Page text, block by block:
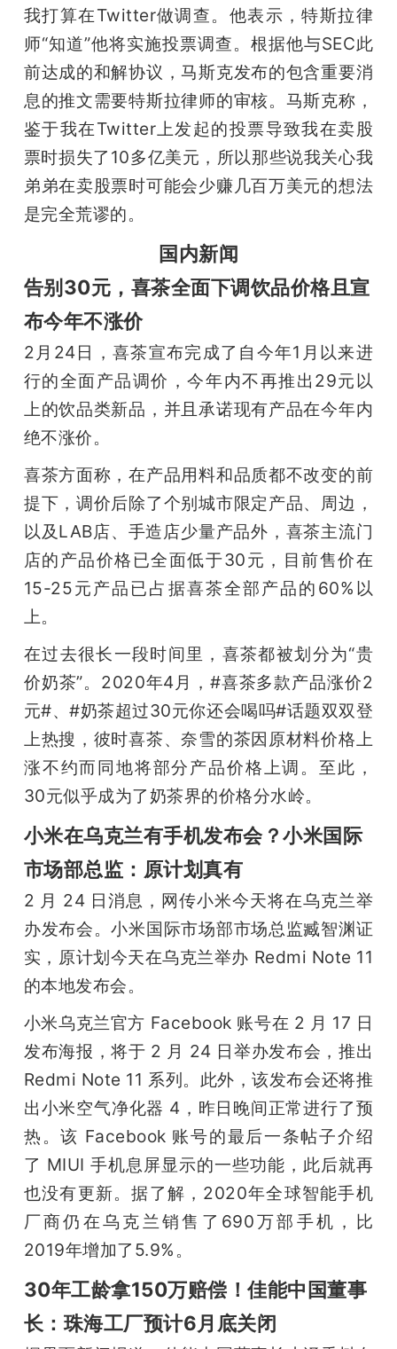
我打算在Twitter做调查。他表示，特斯拉律
师“知道”他将实施投票调查。根据他与SEC此
前达成的和解协议，马斯克发布的包含重要消
息的推文需要特斯拉律师的审核。马斯克称，
鉴于我在Twitter上发起的投票导致我在卖股
票时损失了10多亿美元，所以那些说我关心我
弟弟在卖股票时可能会少赚几百万美元的想法
是完全荒谬的。
国内新闻
告别30元，喜茶全面下调饮品价格且宣
布今年不涨价
2月24日，喜茶宣布完成了自今年1月以来进
行的全面产品调价，今年内不再推出29元以
上的饮品类新品，并且承诺现有产品在今年内
绝不涨价。
喜茶方面称，在产品用料和品质都不改变的前
提下，调价后除了个别城市限定产品、周边，
以及LAB店、手造店少量产品外，喜茶主流门
店的产品价格已全面低于30元，目前售价在
15-25元产品已占据喜茶全部产品的60%以
上。
在过去很长一段时间里，喜茶都被划分为“贵
价奶茶”。2020年4月，#喜茶多款产品涨价2
元#、#奶茶超过30元你还会喝吗#话题双双登
上热搜，彼时喜茶、奈雪的茶因原材料价格上
涨不约而同地将部分产品价格上调。至此，
30元似乎成为了奶茶界的价格分水岭。
小米在乌克兰有手机发布会？小米国际
市场部总监：原计划真有
2 月 24 日消息，网传小米今天将在乌克兰举
办发布会。小米国际市场部市场总监臧智渊证
实，原计划今天在乌克兰举办 Redmi Note 11
的本地发布会。
小米乌克兰官方 Facebook 账号在 2 月 17 日
发布海报，将于 2 月 24 日举办发布会，推出
Redmi Note 11 系列。此外，该发布会还将推
出小米空气净化器 4，昨日晚间正常进行了预
热。该 Facebook 账号的最后一条帖子介绍
了 MIUI 手机息屏显示的一些功能，此后就再
也没有更新。据了解，2020年全球智能手机
厂商仍在乌克兰销售了690万部手机，比
2019年增加了5.9%。
30年工龄拿150万赔偿！佳能中国董事
长：珠海工厂预计6月底关闭